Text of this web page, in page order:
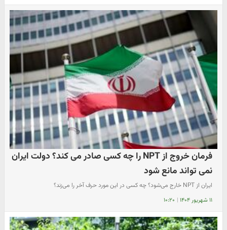
فرمان خروج از NPT را چه کسی صادر می کند؟ دولت ایران
نمی تواند مانع شود
ایران از NPT خارج می‌شود؟ چه کسی در این مورد حرف آخر را می‌زند؟
۱۱ شهریور ۱۴۰۴ | ۱۰:۲۰